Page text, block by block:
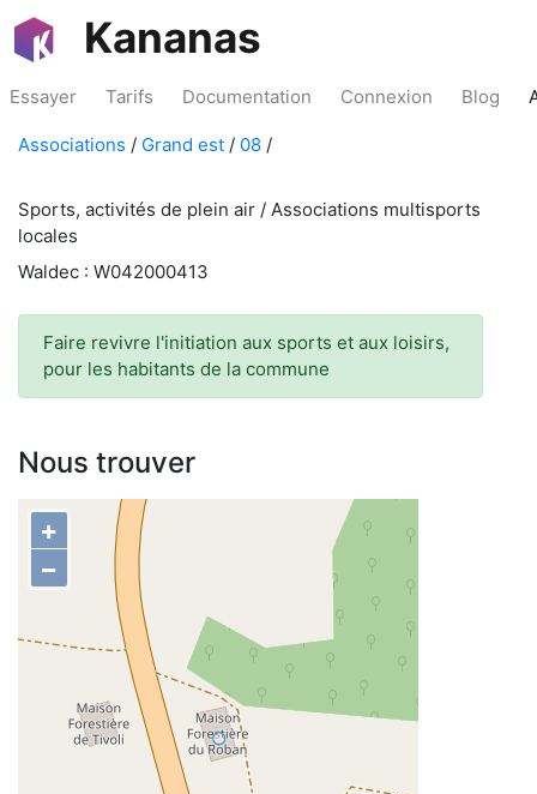
Kananas
Essayer Tarifs Documentation Connexion Blog
Associations / Grand est / 08 /
Sports, activités de plein air / Associations multisports
locales
Waldec : W042000413
Faire revivre l'initiation aux sports et aux loisirs,
pour les habitants de la commune
Nous trouver
+
−